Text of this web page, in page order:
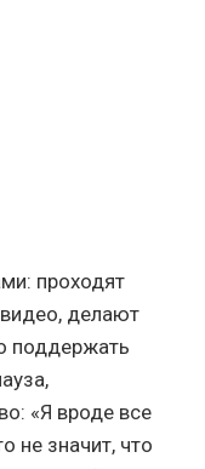
проходят
видео, делают
поддержать
«Я вроде все
не значит, что